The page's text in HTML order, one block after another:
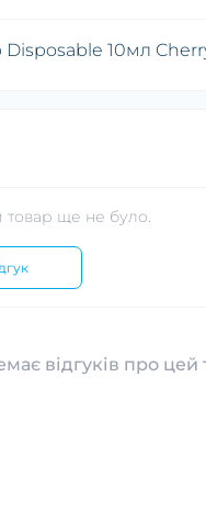
Disposable 10мл
товар ще не було.
відгуків про цей